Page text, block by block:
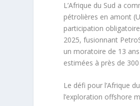
L’Afrique du Sud a
pétrolières en amont
participation
2025, fusionnant
un moratoire de 13
estimées à près de
Le défi pour l’Afrique
l’exploration offshore